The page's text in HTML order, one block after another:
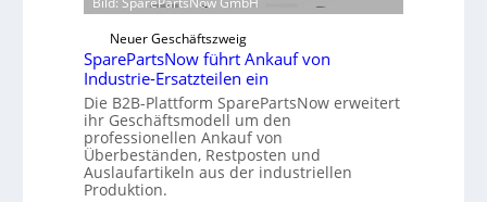
r
e
k
t
e
A
n
t
w
i
c
k
e
l
t
X
Neuer Geschäftszweig
SparePartsNow führt Ankauf von
Industrie-Ersatzteilen ein
Die B2B-Plattform SparePartsNow erweitert
ihr Geschäftsmodell um den
professionellen Ankauf von
Überbeständen, Restposten und
Auslaufartikeln aus der industriellen
Produktion.